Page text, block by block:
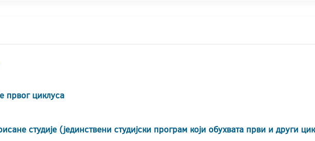
првог циклуса
студије (јединствени студијски програм који обухвата први и други